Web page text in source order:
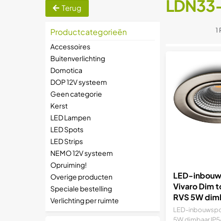
Terug
Productcategorieën
Accessoires
Buitenverlichting
Domotica
DOP 12V systeem
Geen categorie
Kerst
LED Lampen
LED Spots
LED Strips
NEMO 12V systeem
Opruiming!
Overige producten
Speciale bestelling
Verlichting per ruimte
1
LED-
Vivaro Dim
RVS 5W
LED-
5W dimbaar